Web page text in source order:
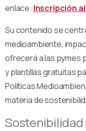
enlace: Inscripción
Su contenido se
medioambiente,
ofrecerá a las pymes
y plantillas gratuitas
Políticas
materia de